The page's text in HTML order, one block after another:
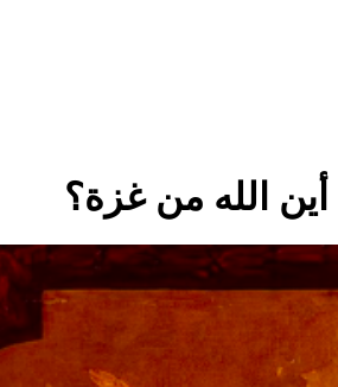
أين الله من غزة؟